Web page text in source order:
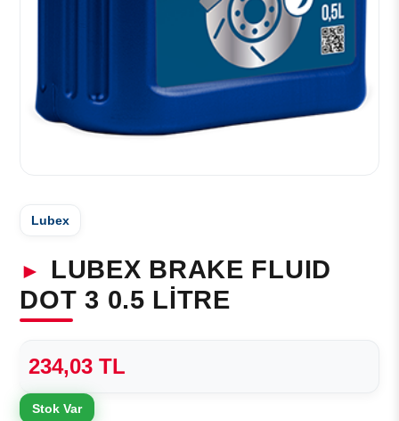
Lubex
LUBEX BRAKE FLUID
DOT 3 0.5 LİTRE
234,03 TL
Stok Var